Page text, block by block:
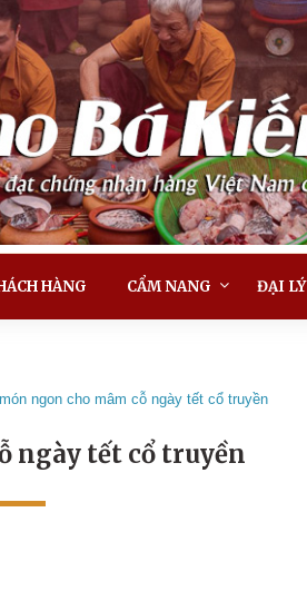
HÀNG CẨM NANG ĐẠI LÝ
ngon cho mâm cỗ ngày tết cổ truyền
ngày tết cổ truyền